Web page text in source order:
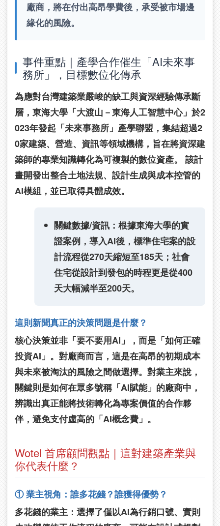
廠商，將在付出高昂學費後，承受被市場邊
緣化的風險。
事件重點｜產學合作催生「AI未來事
務所」，目標數位化傳承
為應對台灣建築業嚴峻的缺工與資深經驗傳承斷
層，東海大學「大渡山－東海人工智慧中心」於2
023年發起「未來事務所」產學聯盟，集結超過2
0家建築、營造、資訊等領域機構，旨在將資深建
築師的專業知識轉化為可複製的數位資產。 該計
畫開發出整合土地法規、設計生成與成本控管的
AI模組，並已取得具體成效。
關鍵數據/資訊： 根據東海大學的實
證案例，導入AI後，標準住宅案的設
計流程從270天縮短至185天；社會
住宅從設計到發包的時程更是從400
天大幅減半至200天。
這則新聞真正的決策問題是什麼？
核心決策並非「要不要用AI」，而是「如何正確
投資AI」。對廠商而言，這是在高昂的初期成本
與未來被淘汰的風險之間做選擇。對業主來說，
關鍵則是如何在眾多號稱「AI賦能」的廠商中，
辨識出真正能將技術轉化為專案價值的合作夥
伴，避免支付虛高的「AI概念費」。
Wotel 首席顧問觀點｜這對建築產業與
你代表什麼？
① 業主視角：誰多花錢？誰獲得優勢？
多花錢的業主： 選擇了僅以AI為行銷口號、實則